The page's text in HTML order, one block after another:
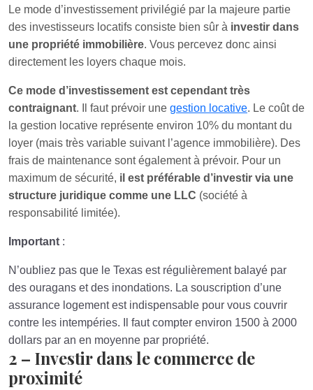
Le mode d’investissement privilégié par la majeure partie
des investisseurs locatifs consiste bien sûr à investir dans
une propriété immobilière. Vous percevez donc ainsi
directement les loyers chaque mois.
Ce mode d’investissement est cependant très
contraignant. Il faut prévoir une gestion locative. Le coût de
la gestion locative représente environ 10% du montant du
loyer (mais très variable suivant l’agence immobilière). Des
frais de maintenance sont également à prévoir. Pour un
maximum de sécurité, il est préférable d’investir via une
structure juridique comme une LLC (société à
responsabilité limitée).
Important :
N’oubliez pas que le Texas est régulièrement balayé par
des ouragans et des inondations. La souscription d’une
assurance logement est indispensable pour vous couvrir
contre les intempéries. Il faut compter environ 1500 à 2000
dollars par an en moyenne par propriété.
2 – Investir dans le commerce de
proximité